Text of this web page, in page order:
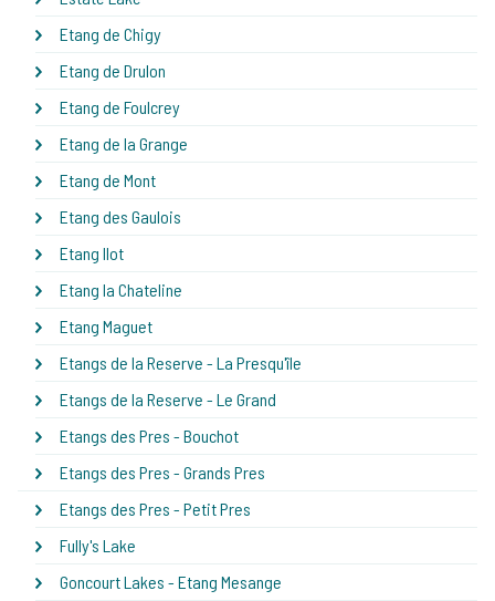
Etang de Chigy
Etang de Drulon
Etang de Foulcrey
Etang de la Grange
Etang de Mont
Etang des Gaulois
Etang Ilot
Etang la Chateline
Etang Maguet
Etangs de la Reserve - La Presqu'île
Etangs de la Reserve - Le Grand
Etangs des Pres - Bouchot
Etangs des Pres - Grands Pres
Etangs des Pres - Petit Pres
Fully's Lake
Goncourt Lakes - Etang Mesange